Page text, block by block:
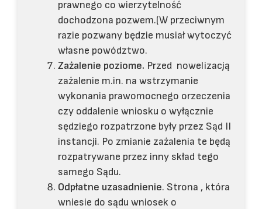
prawnego co wierzytelność
dochodzona pozwem.(W przeciwnym
razie pozwany będzie musiał wytoczyć
własne powództwo.
Zażalenie poziome. Przed nowelizacją
zażalenie m.in. na wstrzymanie
wykonania prawomocnego orzeczenia
czy oddalenie wniosku o wyłącznie
sędziego rozpatrzone były przez Sąd II
instancji. Po zmianie zażalenia te będą
rozpatrywane przez inny skład tego
samego Sądu.
Odpłatne uzasadnienie. Strona , która
wniesie do sądu wniosek o